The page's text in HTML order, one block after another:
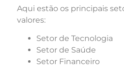
Aqui estão os principais
valores:
Setor de Tecnologia
Setor de Saúde
Setor Financeiro